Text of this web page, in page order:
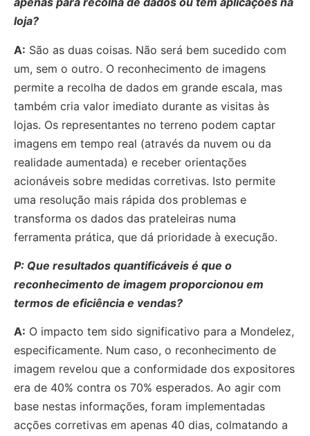
loja?
A: São as duas coisas. Não será bem sucedido com
um, sem o outro. O reconhecimento de imagens
permite a recolha de dados em grande escala, mas
também cria valor imediato durante as visitas às
lojas. Os representantes no terreno podem captar
imagens em tempo real (através da nuvem ou da
realidade aumentada) e receber orientações
acionáveis sobre medidas corretivas. Isto permite
uma resolução mais rápida dos problemas e
transforma os dados das prateleiras numa
ferramenta prática, que dá prioridade à execução.
P: Que resultados quantificáveis é que o
reconhecimento de imagem proporcionou em
termos de eficiência e vendas?
A: O impacto tem sido significativo para a Mondelez,
especificamente. Num caso, o reconhecimento de
imagem revelou que a conformidade dos expositores
era de 40% contra os 70% esperados. Ao agir com
base nestas informações, foram implementadas
acções corretivas em apenas 40 dias, colmatando a